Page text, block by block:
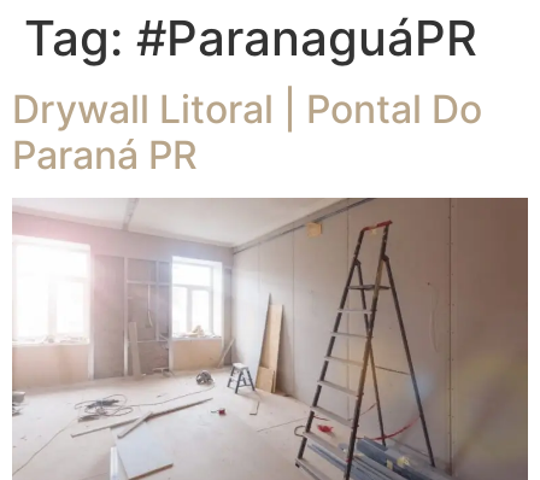
Tag: #ParanaguáPR
Drywall Litoral | Pontal Do
Paraná PR